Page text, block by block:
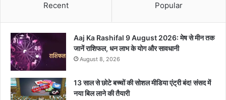
Recent Popular
Aaj Ka Rashifal 9 August 2026: मेष से मीन तक
जानें राशिफल, धन लाभ के योग और सावधानी
August 8, 2026
13 साल से छोटे बच्चों की सोशल मीडिया एंट्री बंद! संसद में
नया बिल लाने की तैयारी